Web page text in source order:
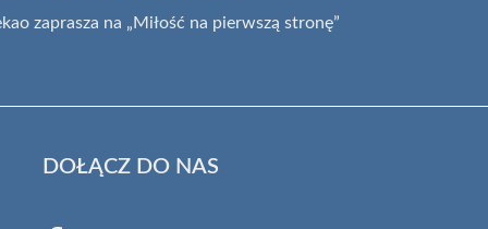
zaprasza na „Miłość na pierwszą stronę”
DOŁĄCZ DO NAS